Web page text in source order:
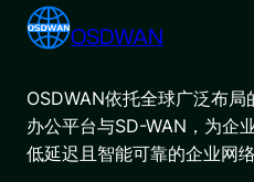
OSDWAN
OSDWAN依托全球广泛布
办公平台与SD-WAN，为企
低延迟且智能可靠的企业网络